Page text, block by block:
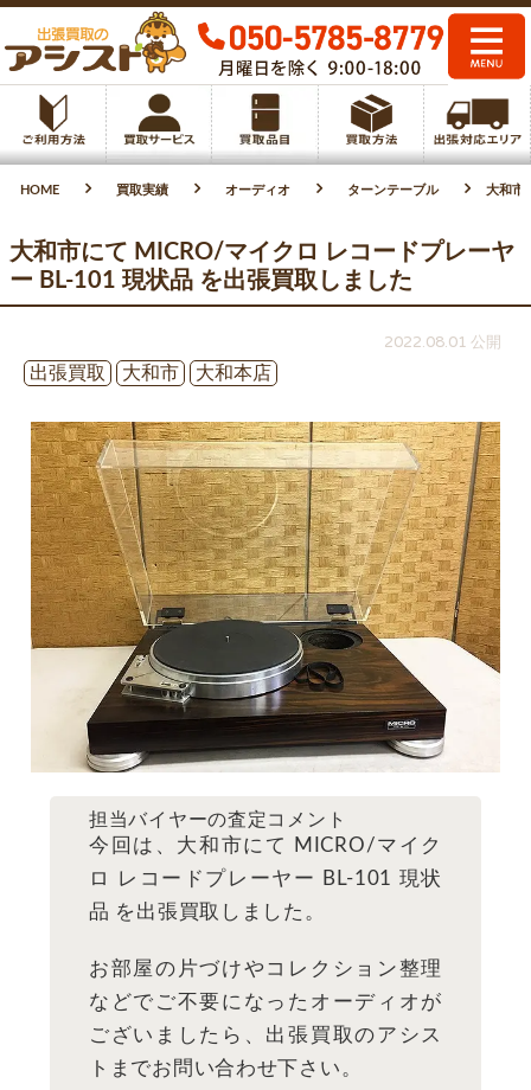
HOME 買取実績 オーディオ ターンテーブル 大和市
大和市にて MICRO/マイクロ レコードプレーヤ
ー BL-101 現状品 を出張買取しました
2022.08.01 公開
出張買取
大和市 大和本店
担当バイヤーの査定コメント
今回は、大和市にて MICRO/マイク
ロ レコードプレーヤー BL-101 現状
品 を出張買取しました。
お部屋の片づけやコレクション整理
などでご不要になったオーディオが
ございましたら、出張買取のアシス
トまでお問い合わせ下さい。